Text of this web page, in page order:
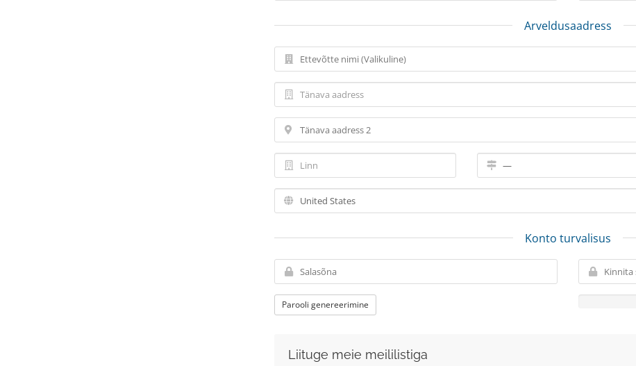
Arveldusaadress
Konto turvalisus
Parooli genereerimine
Liituge meie meililistiga